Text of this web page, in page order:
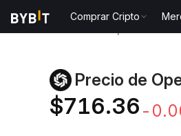
Comprar Cripto
Precio de
$716.36 -